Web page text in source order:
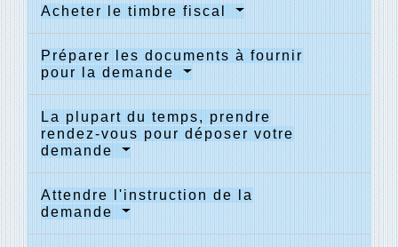
Acheter le timbre fiscal
Préparer les documents à fournir
pour la demande
La plupart du temps, prendre
rendez-vous pour déposer votre
demande
Attendre l'instruction de la
demande